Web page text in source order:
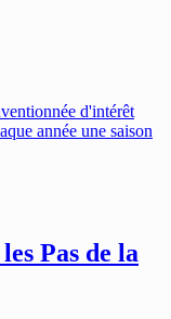
d'intérêt
année une saison
Pas de la